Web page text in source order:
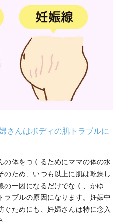
さんはボディの肌トラブルに
の体をつくるためにママの体の水
のため、いつも以上に肌は乾燥し
の一因になるだけでなく、かゆ
ラブルの原因になります。妊娠中
ぐためにも、妊婦さんは特に念入